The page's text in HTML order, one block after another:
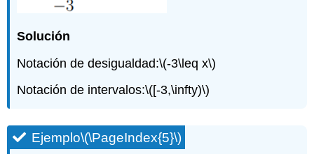
Solución
Notación de desigualdad:\(-3\leq x\)
Notación de intervalos:\([-3,\infty)\)
Ejemplo\(\PageIndex{5}\)